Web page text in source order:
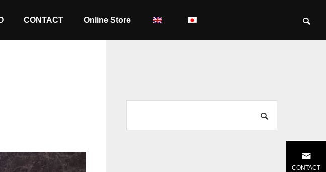
CONTACT Online Store
CONTACT